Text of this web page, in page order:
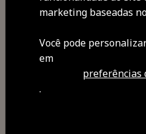
marketing baseadas
Você pode
em
preferências
.